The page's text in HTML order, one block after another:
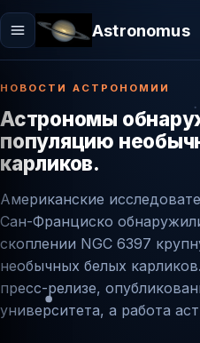
Astronomus
НОВОСТИ АСТРОНОМИИ
Астрономы
популяцию
карликов.
Американские
Сан-Франциско
скоплении NGC 6397
необычных белых
пресс-релизе,
университета, а работа